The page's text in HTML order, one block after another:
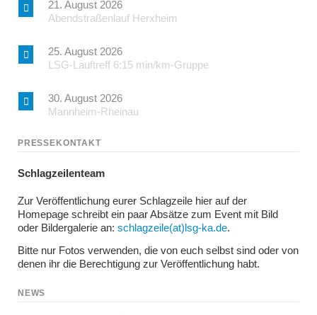
21. August 2026
Abendstraßenlauf Herxheim
25. August 2026
LSG-Lauftreff 6:15 min/km-Gruppe
30. August 2026
Mannheim-Rheinau
PRESSEKONTAKT
Schlagzeilenteam
Zur Veröffentlichung eurer Schlagzeile hier auf der
Homepage schreibt ein paar Absätze zum Event mit Bild
oder Bildergalerie an: schlagzeile(at)lsg-ka.de.
Bitte nur Fotos verwenden, die von euch selbst sind oder von
denen ihr die Berechtigung zur Veröffentlichung habt.
NEWS